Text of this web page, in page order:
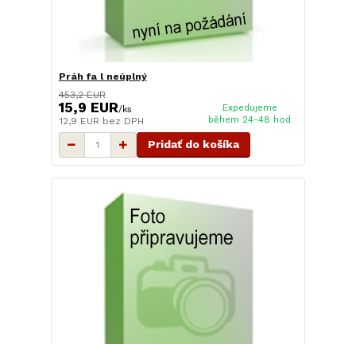
Práh fa l neúplný
453,2 EUR
15,9 EUR/ks
12,9 EUR bez DPH
Expedujeme
během 24-48 hod
Pridať do košíka